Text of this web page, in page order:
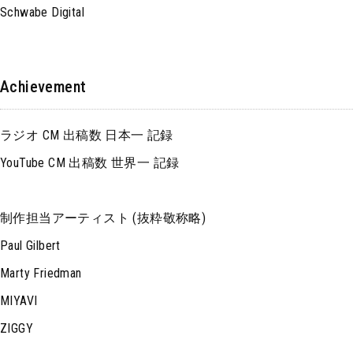
Schwabe Digital
Achievement
ラジオ CM 出稿数 日本一 記録
YouTube CM 出稿数 世界一 記録
制作担当アーティスト (抜粋敬称略)
Paul Gilbert
Marty Friedman
MIYAVI
ZIGGY